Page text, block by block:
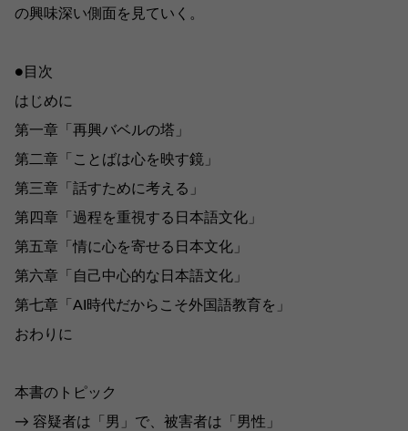
の興味深い側面を見ていく。
●目次
はじめに
第一章「再興バベルの塔」
第二章「ことばは心を映す鏡」
第三章「話すために考える」
第四章「過程を重視する日本語文化」
第五章「情に心を寄せる日本文化」
第六章「自己中心的な日本語文化」
第七章「AI時代だからこそ外国語教育を」
おわりに
本書のトピック
→ 容疑者は「男」で、被害者は「男性」